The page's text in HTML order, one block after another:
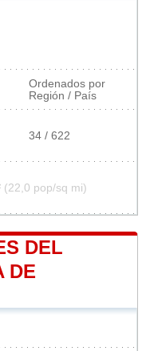
Ordenados por
Región / País
34 / 622
(22,0 pop/sq mi)
DEL
DE